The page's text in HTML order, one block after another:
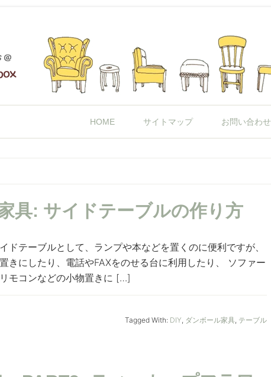
HOME サイトマップ お問い合わせ
具: サイドテーブルの作り方
ドテーブルとして、ランプや本などを置くのに便利ですが、
きにしたり、電話やFAXをのせる台に利用したり、 ソファー
モコンなどの小物置きに […]
Tagged With: DIY, ダンボール家具, テーブル